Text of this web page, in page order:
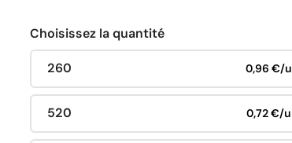
Choisissez la quantité
260 0,96 €/u
520 0,72 €/u